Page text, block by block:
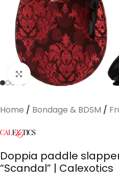
Clicca per ingrandire
Home / Bondage & BDSM /
Doppia paddle
“Scandal” | Calexotics